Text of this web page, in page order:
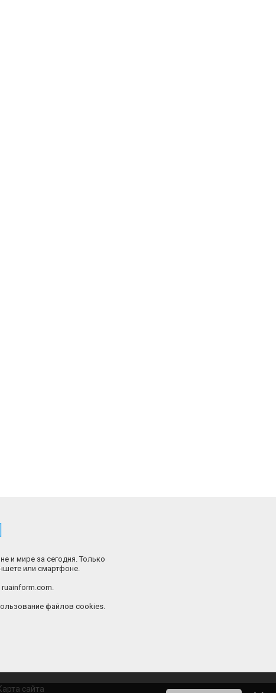
и мире за сегодня. Только
или смартфоне.
файлов cookies.
сайта